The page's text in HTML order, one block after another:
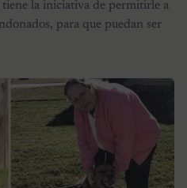
la iniciativa de permitirle a
para que puedan ser